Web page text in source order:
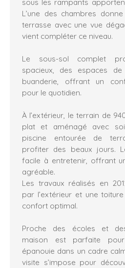
sous les rampants
L’une des chambres
terrasse avec une vue
vient compléter ce niveau.
Le sous-sol complet
spacieux, des espaces
buanderie, offrant un
pour le quotidien.
À l’extérieur, le terrain de
plat et aménagé avec
piscine entourée de
profiter des beaux jours.
facile à entretenir, offrant
agréable.
Les travaux réalisés en
par l’extérieur et une
confort optimal.
Proche des écoles et
maison est parfaite
épanouie dans un cadre
visite s’impose pour